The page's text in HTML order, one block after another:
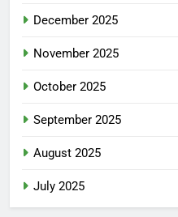
December 2025
November 2025
October 2025
September 2025
August 2025
July 2025